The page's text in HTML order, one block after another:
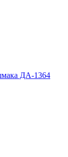
ДА-1364